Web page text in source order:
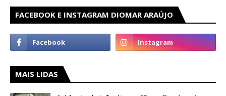
FACEBOOK E INSTAGRAM DIOMAR ARAÚJO
MAIS LIDAS